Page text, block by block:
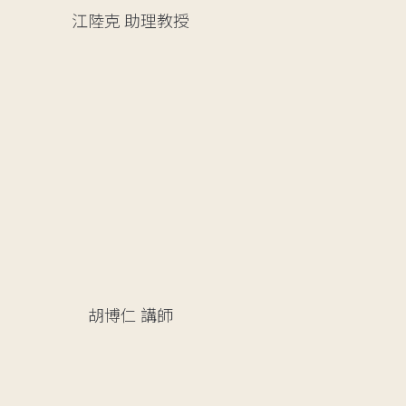
江陸克 助理教授
胡博仁 講師